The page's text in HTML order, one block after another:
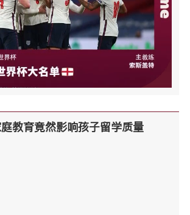
教育竟然影响孩子留学质量